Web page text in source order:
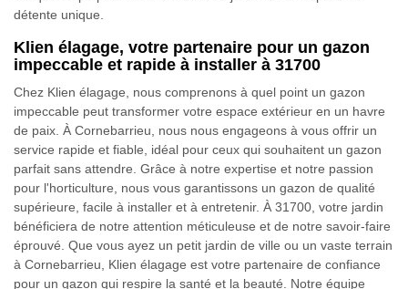
détente unique.
Klien élagage, votre partenaire pour un gazon
impeccable et rapide à installer à 31700
Chez Klien élagage, nous comprenons à quel point un gazon
impeccable peut transformer votre espace extérieur en un havre
de paix. À Cornebarrieu, nous nous engageons à vous offrir un
service rapide et fiable, idéal pour ceux qui souhaitent un gazon
parfait sans attendre. Grâce à notre expertise et notre passion
pour l'horticulture, nous vous garantissons un gazon de qualité
supérieure, facile à installer et à entretenir. À 31700, votre jardin
bénéficiera de notre attention méticuleuse et de notre savoir-faire
éprouvé. Que vous ayez un petit jardin de ville ou un vaste terrain
à Cornebarrieu, Klien élagage est votre partenaire de confiance
pour un gazon qui respire la santé et la beauté. Notre équipe